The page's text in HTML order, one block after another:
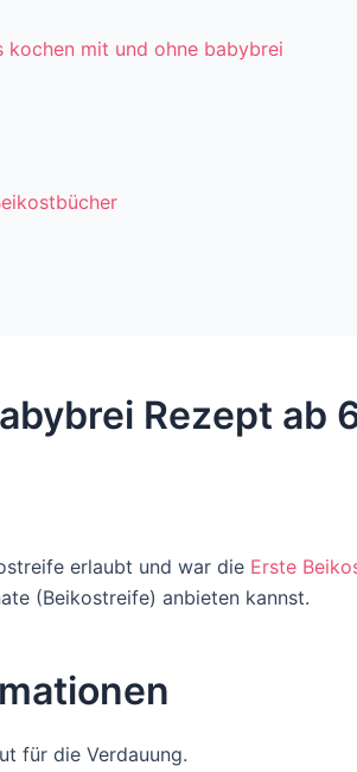
Rezept ab
erlaubt und war die Erste
(Beikostreife) anbieten kannst.
für die Verdauung.